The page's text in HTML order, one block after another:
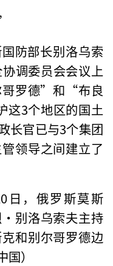
防部长别洛乌索
调委员会会议上
罗德”和“布良
这3个地区的国土
长官已与3个集团
领导之间建立了
日，俄罗斯莫斯
·别洛乌索夫主持
和别尔哥罗德边
）